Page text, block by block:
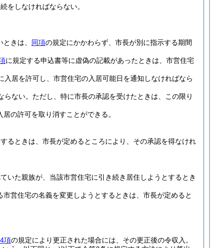
をしなければならない。
きは、 同項の規定にかかわらず、市長が別に指示する期間
に規定する申込書等に虚偽の記載があったときは、市営住宅
居を許可し、市営住宅の入居可能日を通知しなければなら
ない。 ただし、特に市長の承認を受けたときは、この限り
の許可を取り消すことができる。
るときは、市長が定めるところにより、その承認を得なけれ
いた親族が、当該市営住宅に引き続き居住しようとするとき
営住宅の名義を変更しようとするときは、市長が定めると
項の規定により更正された場合には、その更正後の令収入。